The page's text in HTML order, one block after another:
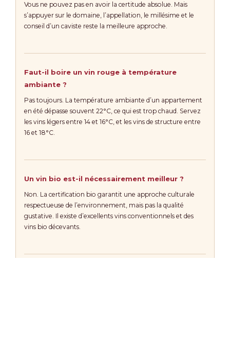
Vous ne pouvez pas en avoir la certitude absolue. Mais
s’appuyer sur le domaine, l’appellation, le millésime et le
conseil d’un caviste reste la meilleure approche.
Faut-il boire un vin rouge à température
ambiante ?
Pas toujours. La température ambiante d’un appartement
en été dépasse souvent 22°C, ce qui est trop chaud. Servez
les vins légers entre 14 et 16°C, et les vins de structure entre
16 et 18°C.
Un vin bio est-il nécessairement meilleur ?
Non. La certification bio garantit une approche culturale
respectueuse de l’environnement, mais pas la qualité
gustative. Il existe d’excellents vins conventionnels et des
vins bio décevants.